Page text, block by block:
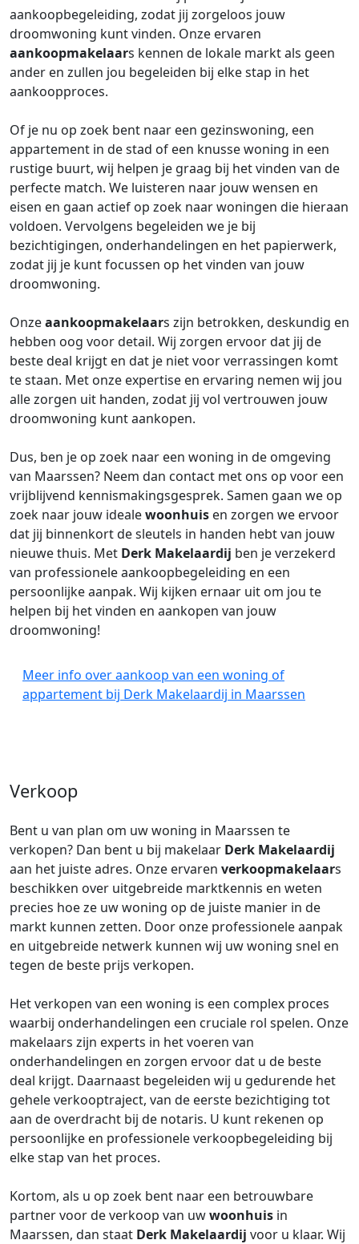
aankoopbegeleiding, zodat jij zorgeloos jouw
droomwoning kunt vinden. Onze ervaren
aankoopmakelaars kennen de lokale markt als geen
ander en zullen jou begeleiden bij elke stap in het
aankoopproces.
Of je nu op zoek bent naar een gezinswoning, een
appartement in de stad of een knusse woning in een
rustige buurt, wij helpen je graag bij het vinden van de
perfecte match. We luisteren naar jouw wensen en
eisen en gaan actief op zoek naar woningen die hieraan
voldoen. Vervolgens begeleiden we je bij
bezichtigingen, onderhandelingen en het papierwerk,
zodat jij je kunt focussen op het vinden van jouw
droomwoning.
Onzeaankoopmakelaars zijn betrokken, deskundig en
hebben oog voor detail. Wij zorgen ervoor dat jij de
beste deal krijgt en dat je niet voor verrassingen komt
te staan. Met onze expertise en ervaring nemen wij jou
alle zorgen uit handen, zodat jij vol vertrouwen jouw
droomwoning kunt aankopen.
Dus, ben je op zoek naar een woning in de omgeving
van Maarssen? Neem dan contact met ons op voor een
vrijblijvend kennismakingsgesprek. Samen gaan we op
zoek naar jouw idealewoonhuis en zorgen we ervoor
dat jij binnenkort de sleutels in handen hebt van jouw
nieuwe thuis. Met Derk Makelaardij ben je verzekerd
van professionele aankoopbegeleiding en een
persoonlijke aanpak. Wij kijken ernaar uit om jou te
helpen bij het vinden en aankopen van jouw
droomwoning!
Meer info over aankoop van een woning of
appartement bij Derk Makelaardij in Maarssen
Verkoop
Bent u van plan om uw woning in Maarssen te
verkopen? Dan bent u bij makelaar Derk Makelaardij
aan het juiste adres. Onze ervaren verkoopmakelaars
beschikken over uitgebreide marktkennis en weten
precies hoe ze uw woning op de juiste manier in de
markt kunnen zetten. Door onze professionele aanpak
en uitgebreide netwerk kunnen wij uw woning snel en
tegen de beste prijs verkopen.
Het verkopen van een woning is een complex proces
waarbij onderhandelingen een cruciale rol spelen. Onze
makelaars zijn experts in het voeren van
onderhandelingen en zorgen ervoor dat u de beste
deal krijgt. Daarnaast begeleiden wij u gedurende het
gehele verkooptraject, van de eerste bezichtiging tot
aan de overdracht bij de notaris. U kunt rekenen op
persoonlijke en professionele verkoopbegeleiding bij
elke stap van het proces.
Kortom, als u op zoek bent naar een betrouwbare
partner voor de verkoop van uwwoonhuis in
Maarssen, dan staat Derk Makelaardij voor u klaar. Wij